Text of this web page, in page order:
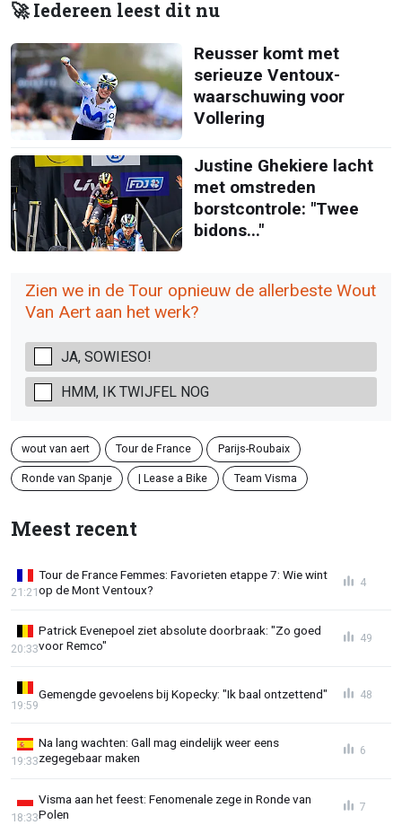
🚀 Iedereen leest dit nu
Reusser komt met
serieuze Ventoux-
waarschuwing voor
Vollering
Justine Ghekiere lacht
met omstreden
borstcontrole: "Twee
bidons..."
Zien we in de Tour opnieuw de allerbeste Wout
Van Aert aan het werk?
JA, SOWIESO!
HMM, IK TWIJFEL NOG
wout van aert Tour de France Parijs-Roubaix
Ronde van Spanje | Lease a Bike Team Visma
Meest recent
Tour de France Femmes: Favorieten etappe 7: Wie wint
op de Mont Ventoux?
21:21
4
Patrick Evenepoel ziet absolute doorbraak: "Zo goed
voor Remco"
20:33
49
Gemengde gevoelens bij Kopecky: "Ik baal ontzettend"
19:59
48
Na lang wachten: Gall mag eindelijk weer eens
zegegebaar maken
19:33
6
Visma aan het feest: Fenomenale zege in Ronde van
Polen
18:33
7